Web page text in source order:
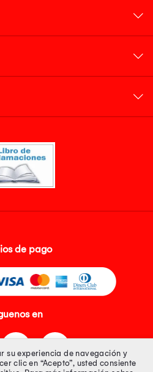
de pago
en
su experiencia de navegación y
clic en “Acepto”, usted consiente